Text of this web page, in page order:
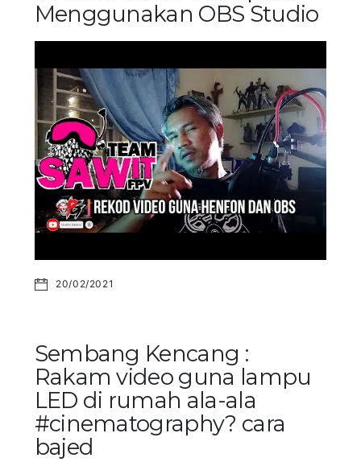
Menggunakan OBS Studio
20/02/2021
Sembang Kencang :
Rakam video guna lampu
LED di rumah ala-ala
#cinematography? cara
bajed